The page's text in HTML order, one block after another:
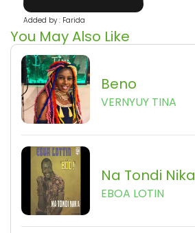
Added by : Farida
You May Also Like
Beno
VERNYUY TINA
Na Tondi Nika
EBOA LOTIN